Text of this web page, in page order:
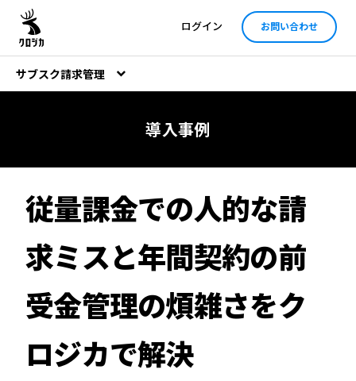
ログイン お問い合わせ
サブスク請求管理
導入事例
従量課金での人的な請
求ミスと年間契約の前
受金管理の煩雑さをク
ロジカで解決